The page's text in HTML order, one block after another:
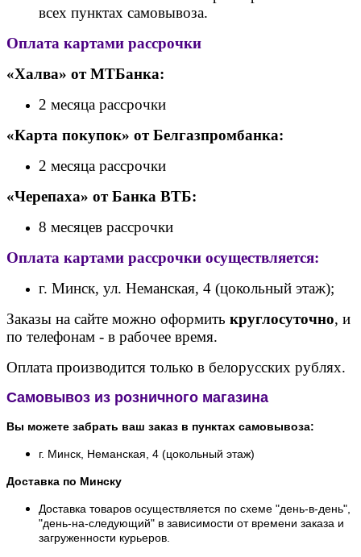
всех пунктах самовывоза.
Оплата картами рассрочки
«Халва» от МТБанка:
2 месяца рассрочки
«Карта покупок» от Белгазпромбанка:
2 месяца рассрочки
«Черепаха» от Банка ВТБ:
8 месяцев рассрочки
Оплата картами рассрочки осуществляется:
г. Минск, ул. Неманская, 4 (цокольный этаж);
Заказы на сайте можно оформить круглосуточно, и
по телефонам - в рабочее время.
Оплата производится только в белорусских рублях.
Самовывоз из розничного магазина
Вы можете забрать ваш заказ в пунктах самовывоза:
г. Минск, Неманская, 4 (цокольный этаж)
Доставка по Минску
Доставка товаров осуществляется по схеме "день-в-день",
"день-на-следующий" в зависимости от времени заказа и
загруженности курьеров.